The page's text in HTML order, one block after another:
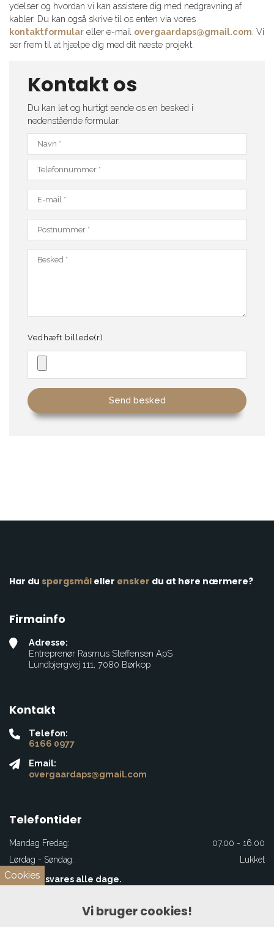
ydelser og hvordan vi kan assistere dig med nedgravning af
kabler. Du kan også skrive til os enten via vores
kontaktformular eller e-mail overgaardaps@gmail.com . Vi
ser frem til at hjælpe dig med dit næste projekt.
Kontakt os
Du kan let og hurtigt sende os en besked i
nedenstående formular.
Vedhæft billede(r)
Har du spørgsmål eller ​ønsker du at høre nærmere?
Firmainfo
Adresse:
Entreprenør Rasmus Steffensen ApS
Lundbjergvej 111, 7080 Børkop
Kontakt
Telefon:
6166 0977
Email:
overgaardaps@gmail.com
Telefontider
Mandag Fredag:
07.00 - 16.00
Lørdag - Søndag:
Lukket
Mails besvares alle dage.
Cookies
Vi bruger cookies!